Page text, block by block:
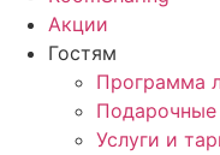
Акции
Гостям
Программа
Услуги и